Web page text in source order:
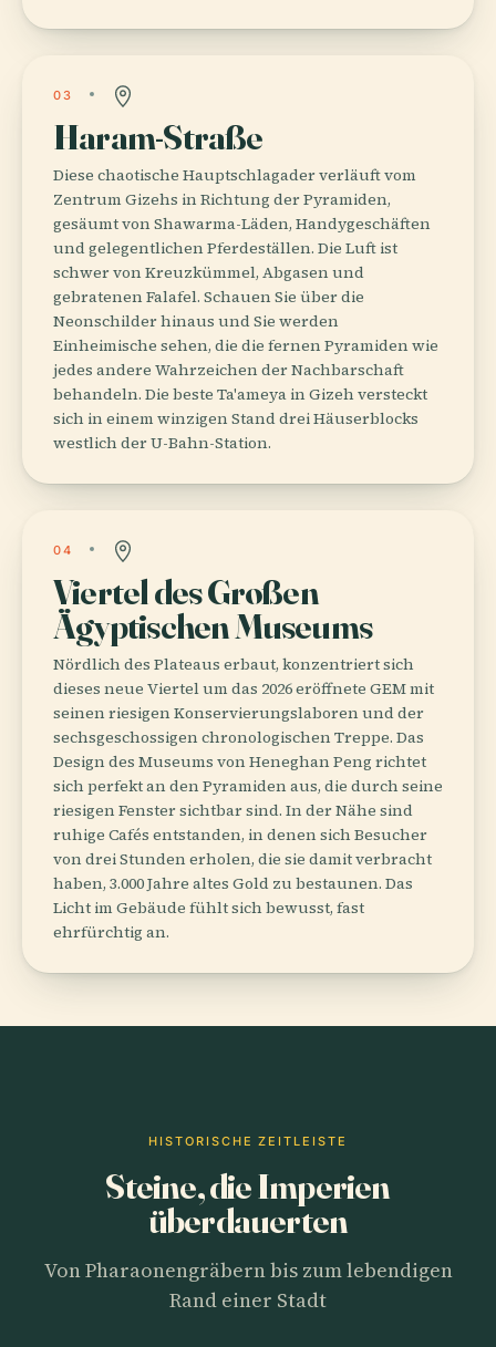
03
Haram-Straße
Diese chaotische Hauptschlagader verläuft vom
Zentrum Gizehs in Richtung der Pyramiden,
gesäumt von Shawarma-Läden, Handygeschäften
und gelegentlichen Pferdeställen. Die Luft ist
schwer von Kreuzkümmel, Abgasen und
gebratenen Falafel. Schauen Sie über die
Neonschilder hinaus und Sie werden
Einheimische sehen, die die fernen Pyramiden wie
jedes andere Wahrzeichen der Nachbarschaft
behandeln. Die beste Ta'ameya in Gizeh versteckt
sich in einem winzigen Stand drei Häuserblocks
westlich der U-Bahn-Station.
04
Viertel des Großen
Ägyptischen Museums
Nördlich des Plateaus erbaut, konzentriert sich
dieses neue Viertel um das 2026 eröffnete GEM mit
seinen riesigen Konservierungslaboren und der
sechsgeschossigen chronologischen Treppe. Das
Design des Museums von Heneghan Peng richtet
sich perfekt an den Pyramiden aus, die durch seine
riesigen Fenster sichtbar sind. In der Nähe sind
ruhige Cafés entstanden, in denen sich Besucher
von drei Stunden erholen, die sie damit verbracht
haben, 3.000 Jahre altes Gold zu bestaunen. Das
Licht im Gebäude fühlt sich bewusst, fast
ehrfürchtig an.
HISTORISCHE ZEITLEISTE
Steine, die Imperien
überdauerten
Von Pharaonengräbern bis zum lebendigen
Rand einer Stadt